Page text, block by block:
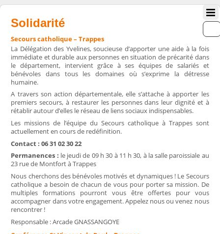
Solidarité
Secours catholique – Trappes
La Délégation des Yvelines, soucieuse d’apporter une aide à la fois
immédiate et durable aux personnes en situation de précarité dans
le département, intervient grâce à ses équipes de salariés et
bénévoles dans tous les domaines où s’exprime la détresse
humaine.
A travers son action départementale, elle s’attache à apporter les
premiers secours, à restaurer les personnes dans leur dignité et à
rétablir autour d’elles le réseau de liens sociaux indispensables.
Les missions de l’équipe du Secours catholique à Trappes sont
actuellement en cours de redéfinition.
Contact : 06 31 02 30 22
Permanences : le jeudi de 09 h 30 à 11 h 30, à la salle paroissiale au
23 rue de Montfort à Trappes
Nous cherchons des bénévoles motivés et dynamiques ! Le Secours
catholique a besoin de chacun de vous pour porter sa mission. De
multiples formations pourront vous être offertes pour vous
accompagner dans votre engagement. Appelez nous ou venez nous
rencontrer !
Responsable : Arcade GNASSANGOYE